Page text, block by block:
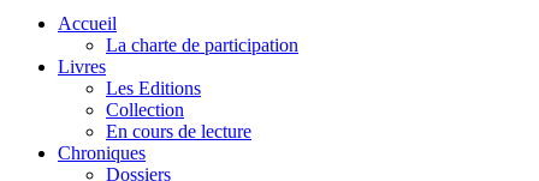
Accueil
La charte de participation
Livres
Les Editions
Collection
En cours de lecture
Chroniques
Dossiers